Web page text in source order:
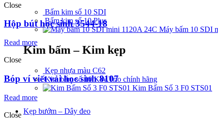
Bấm kim số 10 SDI
Bấm kim số 10 Plus
Máy bấm 10 SDI
Kim bấm – Kim kẹp
Kẹp nhựa màu C62
Kim bấm số 10 KW.Trio chính hãng
Kim Bấm Số 3 F0 STS01
Kẹp bướm – Dây đeo
Close
Hộp bút học sinh 3544-18
Read more
Close
Bóp ví viết vải học sinh 8107
Read more
Close